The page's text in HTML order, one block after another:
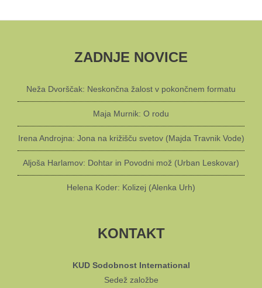
ZADNJE NOVICE
Neža Dvorščak: Neskončna žalost v pokončnem formatu
Maja Murnik: O rodu
Irena Androjna: Jona na križišču svetov (Majda Travnik Vode)
Aljoša Harlamov: Dohtar in Povodni mož (Urban Leskovar)
Helena Koder: Kolizej (Alenka Urh)
KONTAKT
KUD Sodobnost International
Sedež založbe